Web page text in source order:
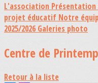
L'association
projet éducatif Notre
2025/2026 Galeries photo
Centre de
Retour à la liste